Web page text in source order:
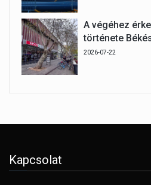
A végéhez
története
2026-07-22
Kapcsolat